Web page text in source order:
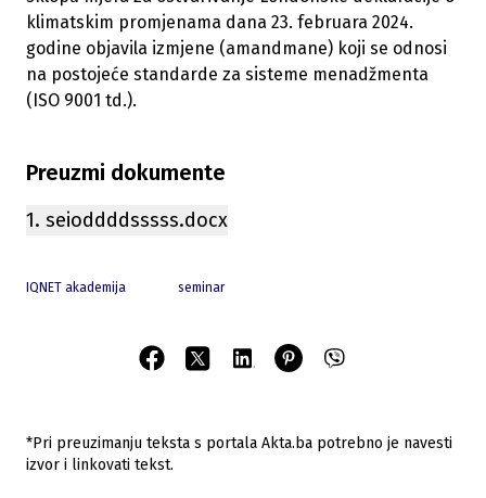
klimatskim promjenama dana 23. februara 2024.
godine objavila izmjene (amandmane) koji se odnosi
na postojeće standarde za sisteme menadžmenta
(ISO 9001 td.).
Preuzmi dokumente
1. seioddddsssss.docx
IQNET akademija seminar
*Pri preuzimanju teksta s portala Akta.ba potrebno je navesti
izvor i linkovati tekst.